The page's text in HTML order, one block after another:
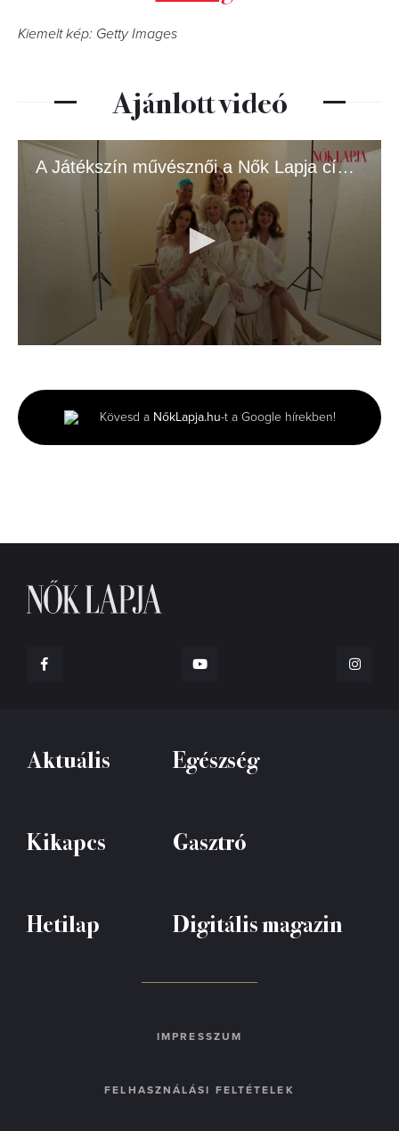
Kiemelt kép: Getty Images
Ajánlott videó
A Játékszín művésznői a Nők Lapja címlapján
43
seconds
Kövesd a NőkLapja.hu-t a Google hírekben!
Aktuális Egészség
Kikapcs Gasztró
Hetilap Digitális magazin
IMPRESSZUM
FELHASZNÁLÁSI FELTÉTELEK